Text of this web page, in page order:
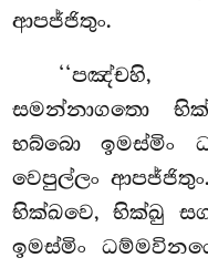
ආපජ්ජිතුං.
සමන්නාගතො
භබ්බො ඉමස්මිං
වෙපුල්ලං
භික්ඛවෙ, භික්ඛු
ඉමස්මිං